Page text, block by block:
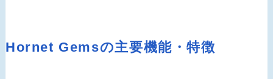
Hornet Gemsの主要機能・特徴